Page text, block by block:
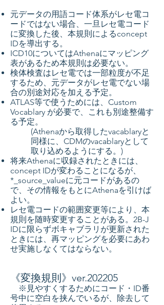
元データの用語コード体系がレセ電コ
ードではない場合、一旦レセ電コード
に変換した後、本規則によるconcept
IDを導出する。
ICD10についてはAthenaにマッピング
表があるため本規則は必要ない。
検体検査はレセ電では一部粒度が不足
するため、元データがレセ電でない場
合の別途対応を加える予定。
ATLAS等で使うためには、Custom
Vocablary が必要で、これも別途整備す
る予定。
(Athenaから取得したvacablaryと
同様に、CDMのvacablaryとして
取り込めるようにする。)
将来Athenaに収録されたときには、
concept IDが変わることになるが、
*_source_valueに元コードがあるの
で、その情報をもとにAthenaを引けば
よい。
レセ電コードの範囲変更等により、本
規則を随時変更することがある。2B-J
IDに限らずボキャブラリが更新された
ときには、再マッピングを必要にあわ
せ実施しなくてはならない。
《変換規則》ver.202205
※見やすくするためにコード・ID番
号中に空白を挟んでいるが、除去して